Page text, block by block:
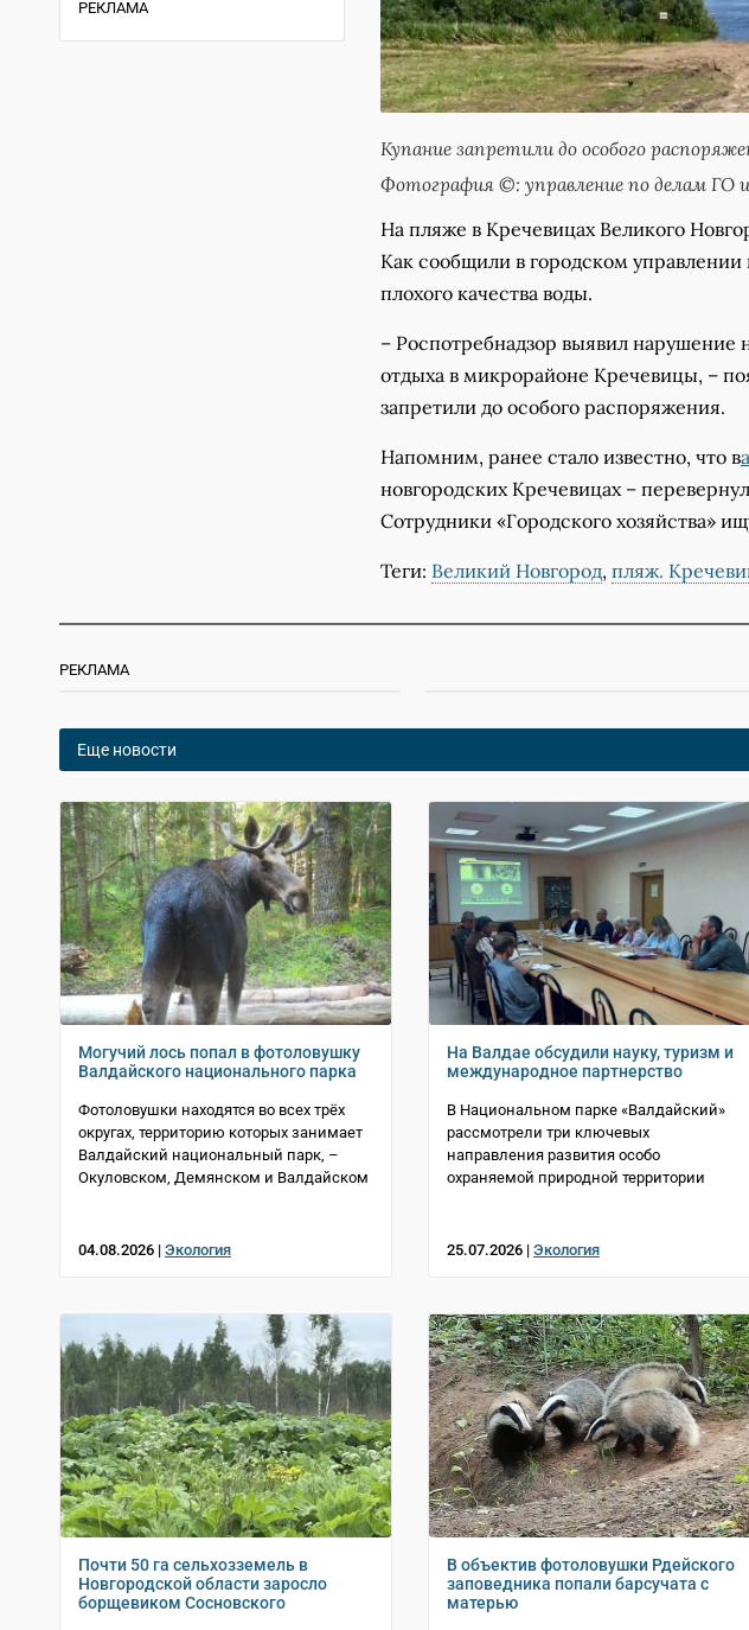
РЕКЛАМА
Купание запретили до особого
Фотография ©: управление по делам ГО
На пляже в Кречевицах Великого
Как сообщили в городском
плохого качества воды.
– Роспотребнадзор выявил нарушение
отдыха в микрорайоне Кречевицы, –
запретили до особого распоряжения.
Напомним, ранее стало известно, что в
новгородских Кречевицах –
Сотрудники «Городского хозяйства»
Теги: Великий Новгород, пляж.
РЕКЛАМА
Еще новости
Могучий лось попал в фотоловушку
Валдайского национального парка
Фотоловушки находятся во всех трёх
округах, территорию которых занимает
Валдайский национальный парк, –
Окуловском, Демянском и Валдайском
04.08.2026 | Экология
На Валдае обсудили науку, туризм и
международное партнерство
В Национальном парке «Валдайский»
рассмотрели три ключевых
направления развития особо
охраняемой природной территории
25.07.2026 | Экология
Почти 50 га сельхозземель в
Новгородской области заросло
борщевиком Сосновского
В объектив фотоловушки Рдейского
заповедника попали барсучата с
матерью